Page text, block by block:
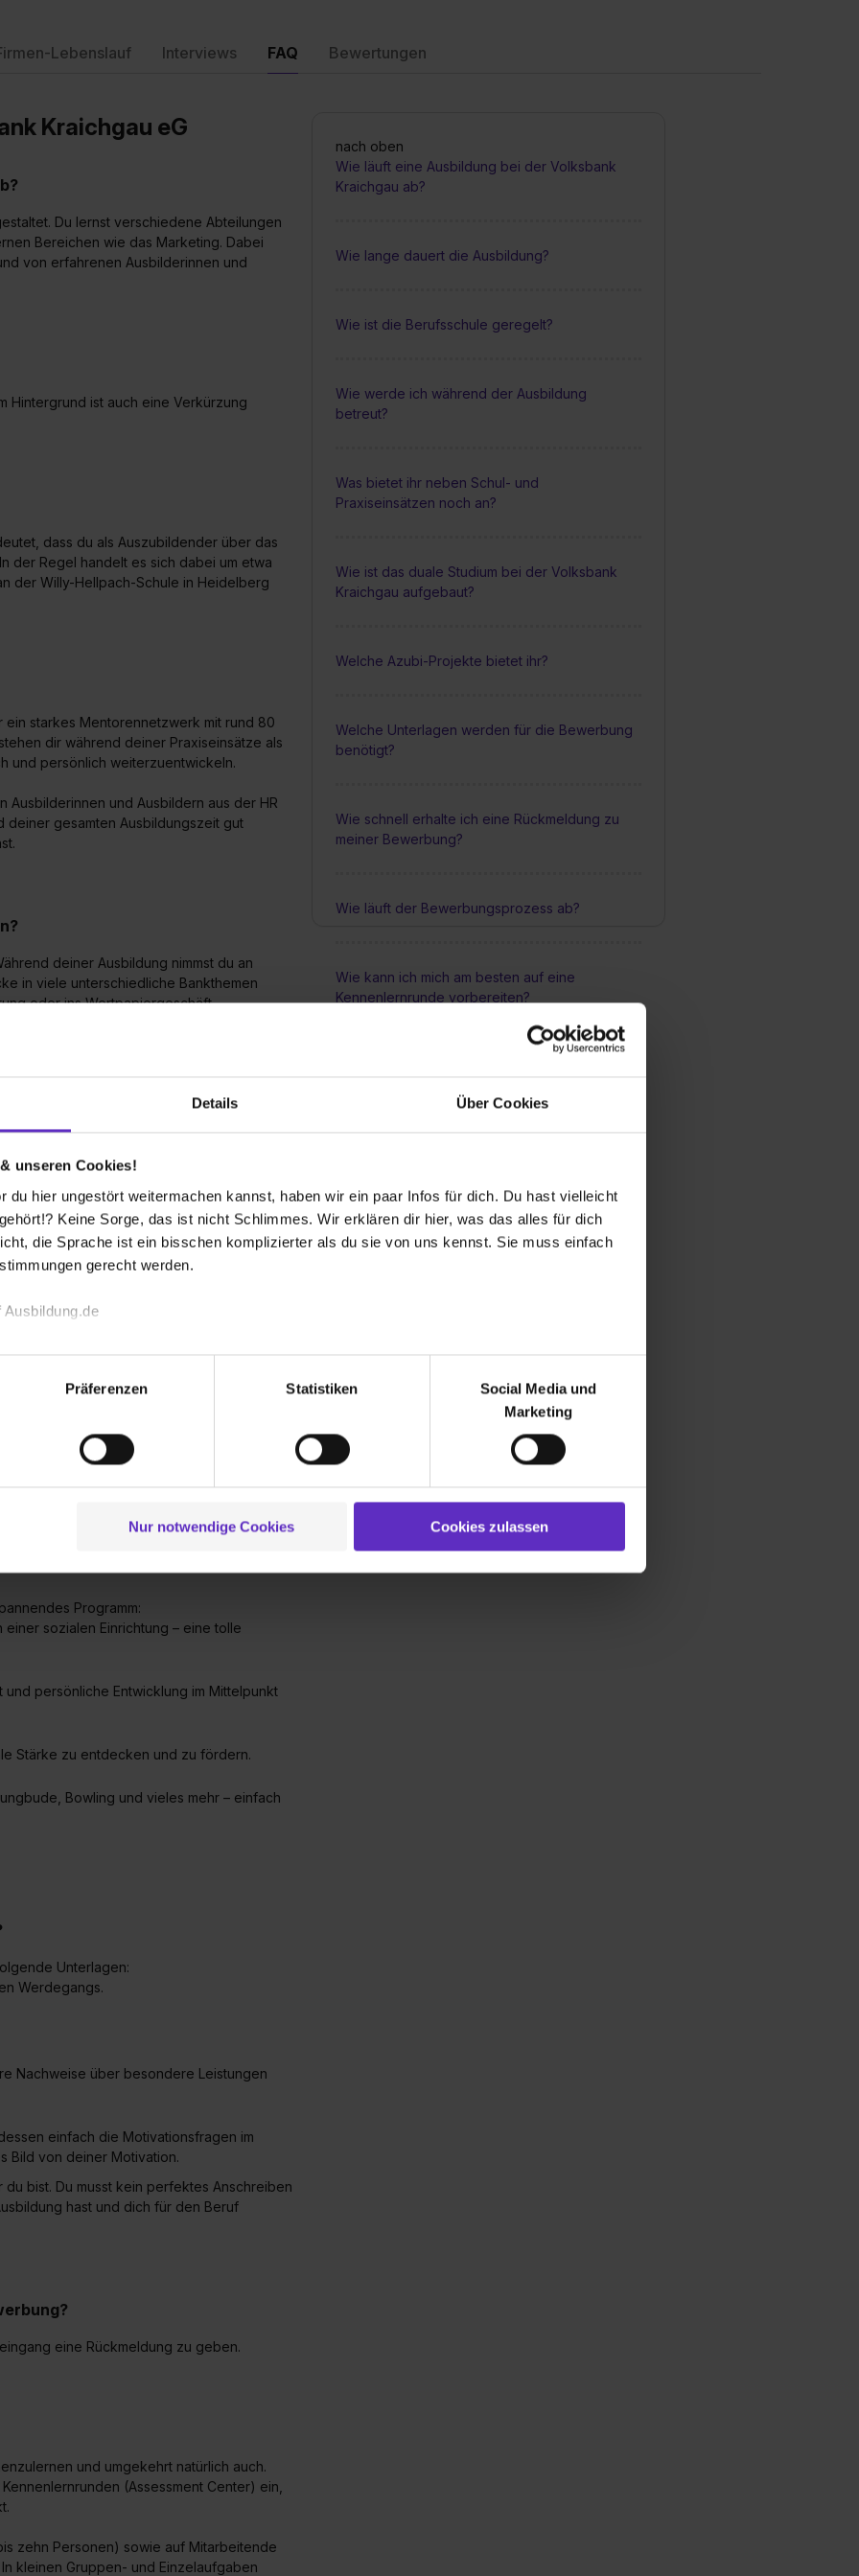
Details Über Cookies
unseren Cookies!
du hier ungestört weitermachen kannst, haben wir ein paar Infos für dich. Du hast vielleicht
Keine Sorge, das ist nicht Schlimmes. Wir erklären dir hier, was das alles für dich
die Sprache ist ein bisschen komplizierter als du sie von uns kennst. Sie muss einfach
gerecht werden.
Funktion unserer Webseite („Notwendig“), um von dir bei Benutzung der
zu speichern ( „Präferenzen“), die Zugriffe auf unsere Webseite zu analysieren
zu deiner Verwendung unserer Website an unsere Partner für soziale Medien, Werbung
um Inhalte und Anzeigen zu personalisieren („Social Media und Marketing“). Unsere
möglicherweise mit weiteren Daten zusammen, die du ihnen bereitgestellt hast oder die
separaten Aktivierung von „Social Media und Marketing“ bist du auch damit
der Cookies externe Inhalte (z.B. Videos oder Posts) angezeigt und hierfür
triff deine Auswahl über die Checkboxen und klick auf „Auswahl erlauben“. Die
Cookies der Kategorien „Präferenzen“, „Statistiken“ und „Social Media und Marketing“
zur Übermittlung deiner Daten in die USA (Art. 49 Abs. 1 S. 1 lit. a) DS-GVO). Die USA
ganz oder teilweise über unsere Datenschutzerklärung unter dem Punkt
Datenschutzerklärung
Präferenzen Statistiken
Social Media und
Marketing
Nur notwendige Cookies Cookies zulassen
Lebenslauf Interviews FAQ Bewertungen
nach oben
Wie läuft eine Ausbildung bei der Volksbank
Kraichgau ab?
Wie lange dauert die Ausbildung?
Wie ist die Berufsschule geregelt?
Wie werde ich während der Ausbildung
betreut?
Was bietet ihr neben Schul- und
Praxiseinsätzen noch an?
Wie ist das duale Studium bei der Volksbank
Kraichgau aufgebaut?
Welche Azubi-Projekte bietet ihr?
Welche Unterlagen werden für die Bewerbung
benötigt?
Wie schnell erhalte ich eine Rückmeldung zu
meiner Bewerbung?
Wie läuft der Bewerbungsprozess ab?
Wie kann ich mich am besten auf eine
Kennenlernrunde vorbereiten?
Was passiert nach der Ausbildung?
Welche Weiterbildungsmöglichkeiten gibt es
nach der Ausbildung?
Kraichgau eG
Du lernst verschiedene Abteilungen
Bereichen wie das Marketing. Dabei
von erfahrenen Ausbilderinnen und
Hintergrund ist auch eine Verkürzung
dass du als Auszubildender über das
der Regel handelt es sich dabei um etwa
der Willy-Hellpach-Schule in Heidelberg
starkes Mentorennetzwerk mit rund 80
dir während deiner Praxiseinsätze als
und persönlich weiterzuentwickeln.
und Ausbildern aus der HR
deiner gesamten Ausbildungszeit gut
deiner Ausbildung nimmst du an
in viele unterschiedliche Bankthemen
oder ins Wertpapiergeschäft.
ist ein innerbetrieblicher Unterricht, bei
auf Prüfungen vorbereiten kannst. So
ausbauen.
– mit jeder Station, jedem Workshop und
organisiert. Dabei wechseln sich
Praxis in unserem Haus ab.
darunter unsere Filialen in der
Unternehmensservice oder das
Mannheim, Mosbach oder
Standorten an:
Programm:
einer sozialen Einrichtung – eine tolle
persönliche Entwicklung im Mittelpunkt
Stärke zu entdecken und zu fördern.
Bowling und vieles mehr – einfach
Unterlagen:
Werdegangs.
Nachweise über besondere Leistungen
einfach die Motivationsfragen im
Bild von deiner Motivation.
bist. Du musst kein perfektes Anschreiben
hast und dich für den Beruf
eine Rückmeldung zu geben.
und umgekehrt natürlich auch.
(Assessment Center) ein,
zehn Personen) sowie auf Mitarbeitende
kleinen Gruppen- und Einzelaufgaben